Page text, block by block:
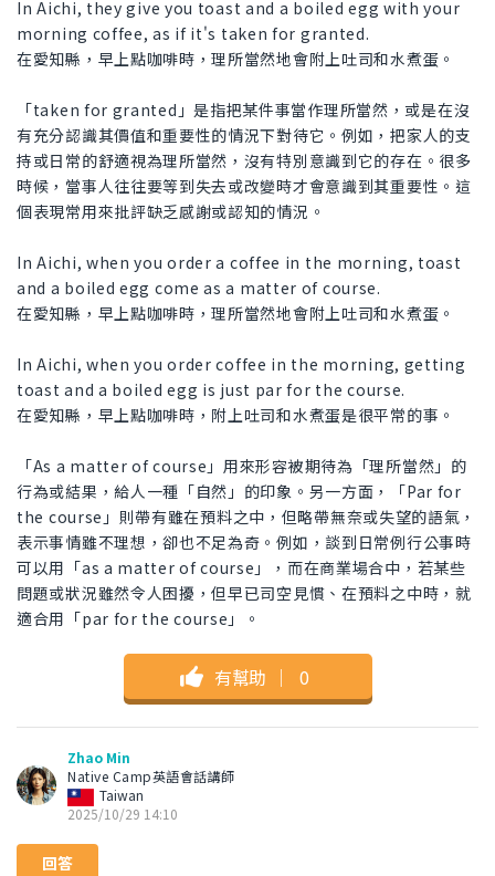
In Aichi, they give you toast and a boiled egg with your
morning coffee, as if it's taken for granted.
在愛知縣，早上點咖啡時，理所當然地會附上吐司和水煮蛋。
「taken for granted」是指把某件事當作理所當然，或是在沒
有充分認識其價值和重要性的情況下對待它。例如，把家人的支
持或日常的舒適視為理所當然，沒有特別意識到它的存在。很多
時候，當事人往往要等到失去或改變時才會意識到其重要性。這
個表現常用來批評缺乏感謝或認知的情況。
In Aichi, when you order a coffee in the morning, toast
and a boiled egg come as a matter of course.
在愛知縣，早上點咖啡時，理所當然地會附上吐司和水煮蛋。
In Aichi, when you order coffee in the morning, getting
toast and a boiled egg is just par for the course.
在愛知縣，早上點咖啡時，附上吐司和水煮蛋是很平常的事。
「As a matter of course」用來形容被期待為「理所當然」的
行為或結果，給人一種「自然」的印象。另一方面，「Par for
the course」則帶有雖在預料之中，但略帶無奈或失望的語氣，
表示事情雖不理想，卻也不足為奇。例如，談到日常例行公事時
可以用「as a matter of course」，而在商業場合中，若某些
問題或狀況雖然令人困擾，但早已司空見慣、在預料之中時，就
適合用「par for the course」。
有幫助 ｜ 0
Zhao Min
Native Camp英語會話講師
Taiwan
2025/10/29 14:10
回答